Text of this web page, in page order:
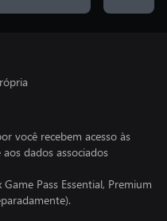
você recebem acesso às
dados associados
Pass Essential, Premium